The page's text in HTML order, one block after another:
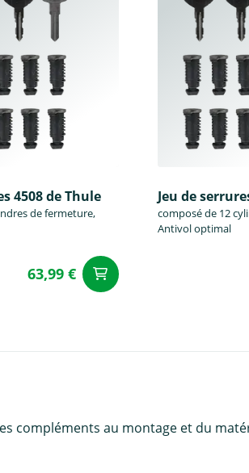
4508 de Thule
de fermeture,
63,99 €
Jeu de
composé de 12
Antivol optimal
compléments au montage et du